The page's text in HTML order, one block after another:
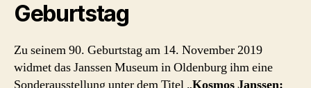
Geburtstag
Zu seinem 90. Geburtstag am 14. November 2019
widmet das Janssen Museum in Oldenburg ihm eine